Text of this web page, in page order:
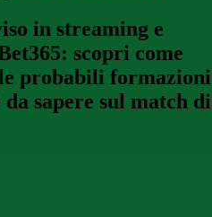
in streaming e
scopri come
probabili formazioni
sapere sul match di